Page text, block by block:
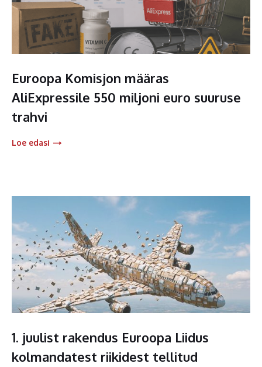
Euroopa Komisjon määras
AliExpressile 550 miljoni euro suuruse
trahvi
Loe edasi
1. juulist rakendus Euroopa Liidus
kolmandatest riikidest tellitud